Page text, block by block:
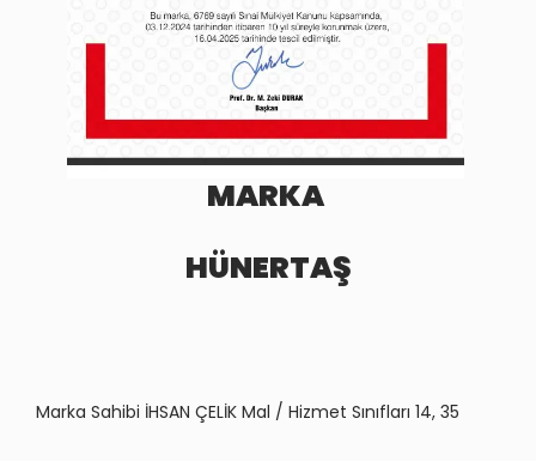
MARKA
HÜNERTAŞ
Marka Sahibi İHSAN ÇELİK Mal / Hizmet Sınıfları 14, 35